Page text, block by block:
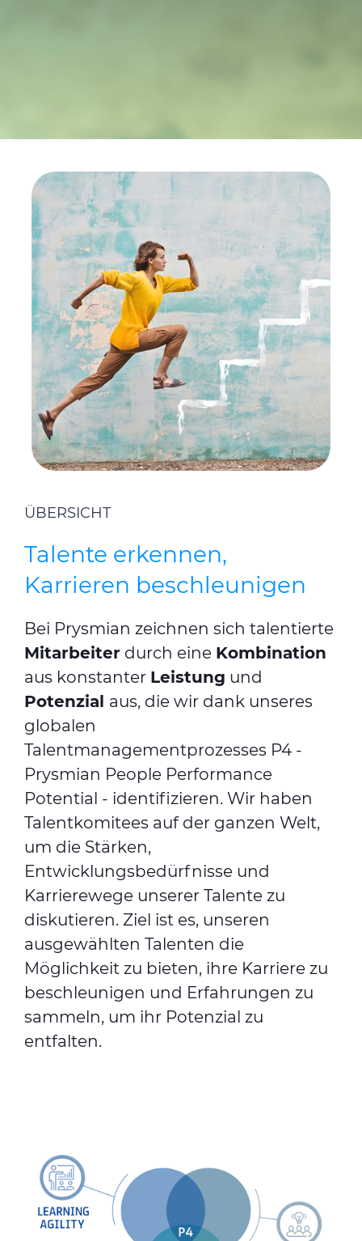
ÜBERSICHT
Talente erkennen,
Karrieren beschleunigen
Bei Prysmian zeichnen sich talentierte
Mitarbeiter durch eine Kombination
aus konstanter Leistung und
Potenzial aus, die wir dank unseres
globalen
Talentmanagementprozesses P4 -
Prysmian People Performance
Potential - identifizieren. Wir haben
Talentkomitees auf der ganzen Welt,
um die Stärken,
Entwicklungsbedürfnisse und
Karrierewege unserer Talente zu
diskutieren. Ziel ist es, unseren
ausgewählten Talenten die
Möglichkeit zu bieten, ihre Karriere zu
beschleunigen und Erfahrungen zu
sammeln, um ihr Potenzial zu
entfalten.